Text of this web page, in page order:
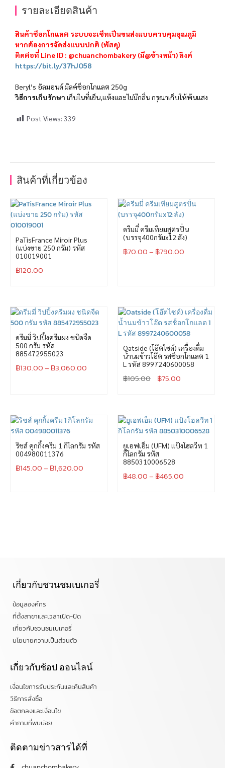
รายละเอียดสินค้า
สินค้าช็อกโกแลต ระบบจะเซ็ทเป็นขนส่งแบบควบคุมอุณภูมิ
หากต้องการจัดส่งแบบปกติ (พัสดุ)
ติดต่อที่ Line ID : @chuanchombakery (มี@ข้างหน้า) ลิงค์
https://bit.ly/37hJO58
Beryl’s อัลมอนด์ มิลค์ช็อกโกแลต 250g
วิธีการเก็บรักษา เก็บในที่เย็น,แห้งและไม่มีกลิ่น กรุณาเก็บให้พ้นแสง
Post Views: 339
สินค้าที่เกี่ยวข้อง
PaTisFrance Miroir Plus
(แบ่งขาย 250 กรัม) รหัส
010019001
฿120.00
ดรีมมี่ ครีมเทียมสูตรปั่น
(บรรจุ400กรัมx12:ลัง)
฿70.00– ฿790.00
ดรีมมี่ วิปปิ้งครีมผง ชนิดจืด
500 กรัม รหัส
885472955023
฿130.00– ฿3,060.00
Oatside (โอ๊ตไซด์) เครื่องดื่ม
น้ำนมข้าวโอ๊ต รสช็อกโกแลต 1
L รหัส 8997240600058
฿105.00 ฿75.00
ริชส์ คุกกิ้งครีม 1 กิโลกรัม รหัส
004980011376
฿145.00– ฿1,620.00
ยูเอฟเอ็ม (UFM) แป้งโฮลวีท 1
กิโลกรัม รหัส
8850310006528
฿48.00– ฿465.00
เกี่ยวกับชวนชมเบเกอรี่
ข้อมูลองค์กร
ที่ตั้งสาขาและเวลาเปิด-ปิด
เกี่ยวกับชวนชมเบเกอรี่
นโยบายความเป็นส่วนตัว
เกี่ยวกับช้อป ออนไลน์
เงื่อนไขการรับประกันและคืนสินค้า
วิธีการสั่งซื้อ
ข้อตกลงและเงื่อนไข
คำถามที่พบบ่อย
ติดตามข่าวสารได้ที่